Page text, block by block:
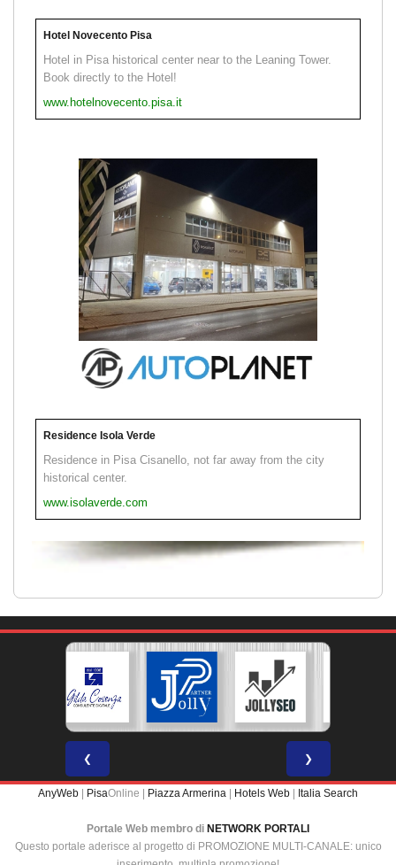
Hotel Novecento Pisa
Hotel in Pisa historical center near to the Leaning Tower.
Book directly to the Hotel!
www.hotelnovecento.pisa.it
Residence Isola Verde
Residence in Pisa Cisanello, not far away from the city
historical center.
www.isolaverde.com
❮ ❯
AnyWeb PisaOnline | Piazza Armerina Hotels Web Italia Search
Portale Web membro di NETWORK PORTALI
Questo portale aderisce al progetto di PROMOZIONE MULTI-CANALE: unico